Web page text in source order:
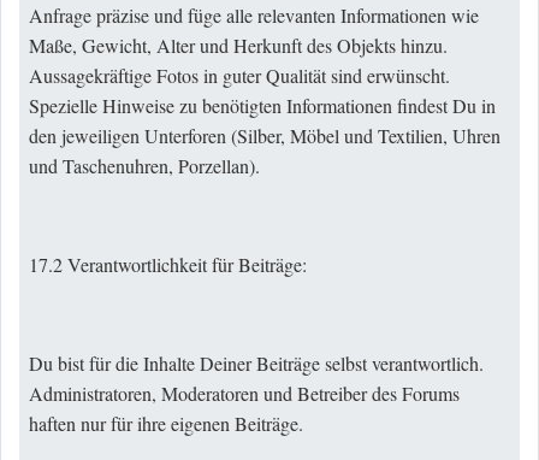
Anfrage präzise und füge alle relevanten Informationen wie
Maße, Gewicht, Alter und Herkunft des Objekts hinzu.
Aussagekräftige Fotos in guter Qualität sind erwünscht.
Spezielle Hinweise zu benötigten Informationen findest Du in
den jeweiligen Unterforen (Silber, Möbel und Textilien, Uhren
und Taschenuhren, Porzellan).
17.2 Verantwortlichkeit für Beiträge:
Du bist für die Inhalte Deiner Beiträge selbst verantwortlich.
Administratoren, Moderatoren und Betreiber des Forums
haften nur für ihre eigenen Beiträge.